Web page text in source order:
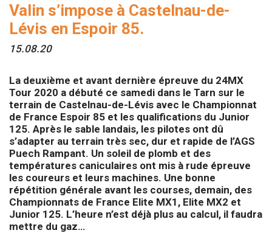
Valin s’impose à Castelnau-de-
Lévis en Espoir 85.
15.08.20
La deuxième et avant dernière épreuve du 24MX
Tour 2020 a débuté ce samedi dans le Tarn sur le
terrain de Castelnau-de-Lévis avec le Championnat
de France Espoir 85 et les qualifications du Junior
125. Après le sable landais, les pilotes ont dû
s’adapter au terrain très sec, dur et rapide de l’AGS
Puech Rampant. Un soleil de plomb et des
températures caniculaires ont mis à rude épreuve
les coureurs et leurs machines. Une bonne
répétition générale avant les courses, demain, des
Championnats de France Elite MX1, Elite MX2 et
Junior 125. L’heure n’est déjà plus au calcul, il faudra
mettre du gaz…